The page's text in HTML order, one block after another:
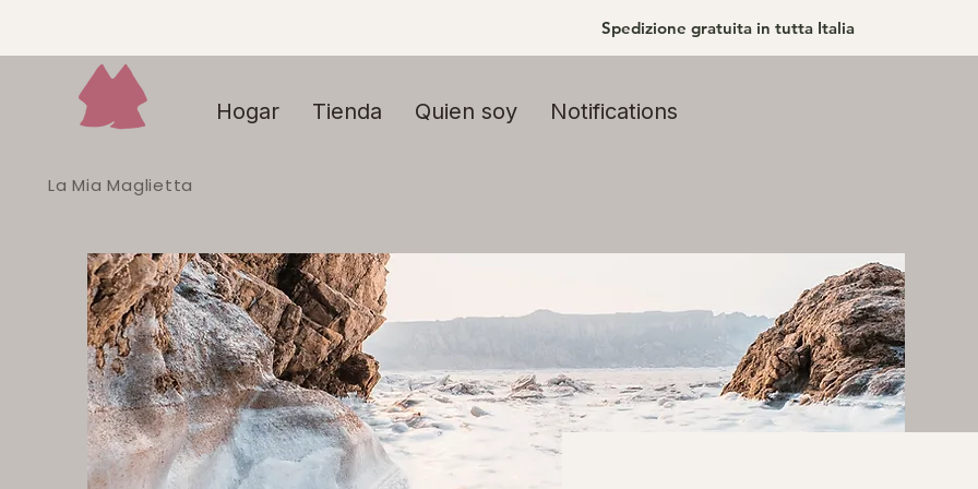
Spedizione gratuita in tutta Italia
Hogar Tienda Quien soy Notifications
La Mia Maglietta